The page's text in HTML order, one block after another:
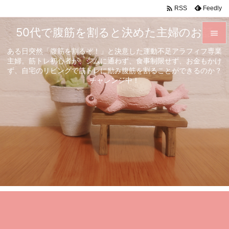
50代で腹筋を割ると決めた主婦のお話
ある日突然「腹筋を割るぞ！」と決意した運動不足アラフィフ専業
主婦。筋トレ初心者が、ジムに通わず、食事制限せず、お金もかけ
ず、自宅のリビングで筋トレに励み腹筋を割ることができるのか？
チャレンジ中！


メニュ
 RSS Feedly